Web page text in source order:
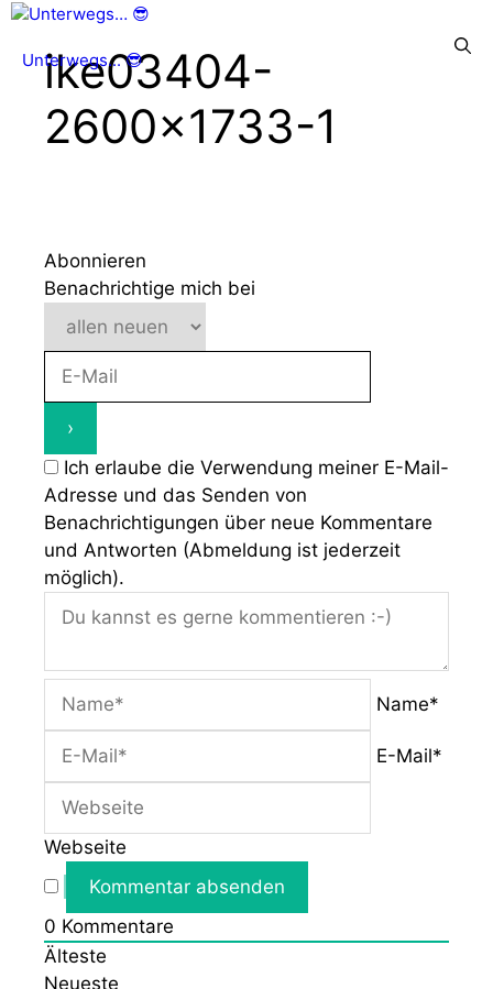
Zum
springen
Unterwegs... 😎
ike03404-
2600×1733-1
Abonnieren
Benachrichtige mich bei
Ich erlaube die Verwendung meiner E-Mail-
Adresse und das Senden von
Benachrichtigungen über neue Kommentare
und Antworten (Abmeldung ist jederzeit
möglich).
Name*
E-Mail*
Webseite
0 Kommentare
Älteste
Neueste